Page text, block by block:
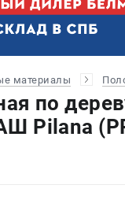
материалы
по
Pilana